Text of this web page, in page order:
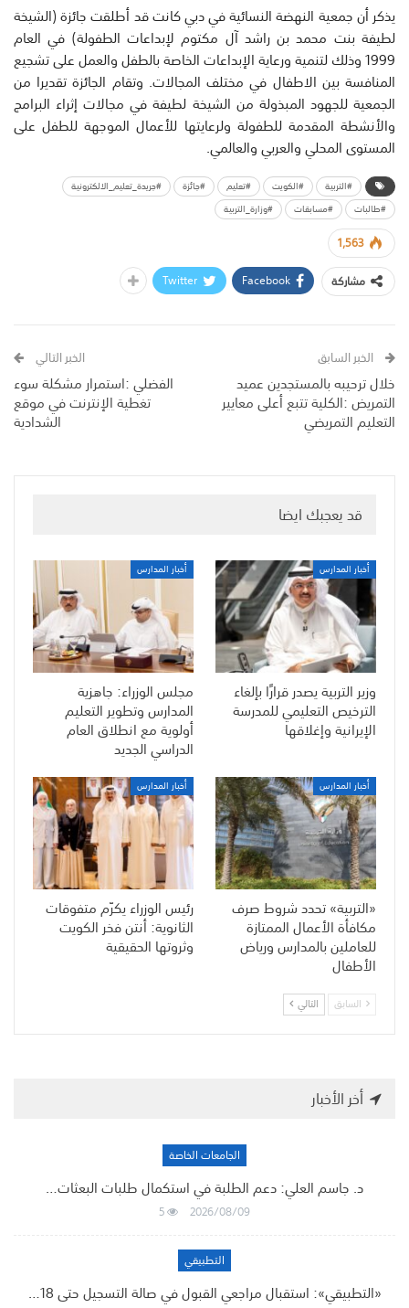
يذكر أن جمعية النهضة النسائية في دبي كانت قد أطلقت جائزة (الشيخة
لطيفة بنت محمد بن راشد آل مكتوم لإبداعات الطفولة) في العام
1999 وذلك لتنمية ورعاية الإبداعات الخاصة بالطفل والعمل على تشجيع
المنافسة بين الاطفال في مختلف المجالات. وتقام الجائزة تقديرا من
الجمعية للجهود المبذولة من الشيخة لطيفة في مجالات إثراء البرامج
والأنشطة المقدمة للطفولة ولرعايتها للأعمال الموجهة للطفل على
المستوى المحلي والعربي والعالمي.
#التربية #الكويت #تعليم #جائزة
#جريدة_تعليم_الالكترونية
#طالبات
#مسابقات #وزارة_التربية
1,563
مشاركة
Facebook
Twitter
الخبر السابق
خلال ترحيبه بالمستجدين عميد
التمريض :الكلية تتبع أعلى معايير
التعليم التمريضي
الخبر التالي
الفضلي :استمرار مشكلة سوء
تغطية الإنترنت في موقع
الشدادية
قد يعجبك ايضا
أخبار المدارس
وزير التربية يصدر قرارًا بإلغاء
الترخيص التعليمي للمدرسة
الإيرانية وإغلاقها
أخبار المدارس
مجلس الوزراء: جاهزية
المدارس وتطوير التعليم
أولوية مع انطلاق العام
الدراسي الجديد
أخبار المدارس
«التربية» تحدد شروط صرف
مكافأة الأعمال الممتازة
للعاملين بالمدارس ورياض
الأطفال
أخبار المدارس
رئيس الوزراء يكرّم متفوقات
الثانوية: أنتن فخر الكويت
وثروتها الحقيقية
السابق التالي
أخر الأخبار
الجامعات الخاصة
د. جاسم العلي: دعم الطلبة في استكمال طلبات البعثات…
2026/08/09
5
التطبيقي
«التطبيقي»: استقبال مراجعي القبول في صالة التسجيل حتى 18…